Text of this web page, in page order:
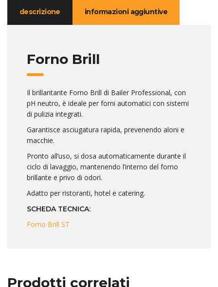
descrizione informazioni aggiuntive
Forno Brill
Il brillantante Forno Brill di Bailer Professional, con
pH neutro, è ideale per forni automatici con sistemi
di pulizia integrati.
Garantisce asciugatura rapida, prevenendo aloni e
macchie.
Pronto all’uso, si dosa automaticamente durante il
ciclo di lavaggio, mantenendo l’interno del forno
brillante e privo di odori.
Adatto per ristoranti, hotel e catering.
SCHEDA TECNICA:
Forno Brill ST
Prodotti correlati